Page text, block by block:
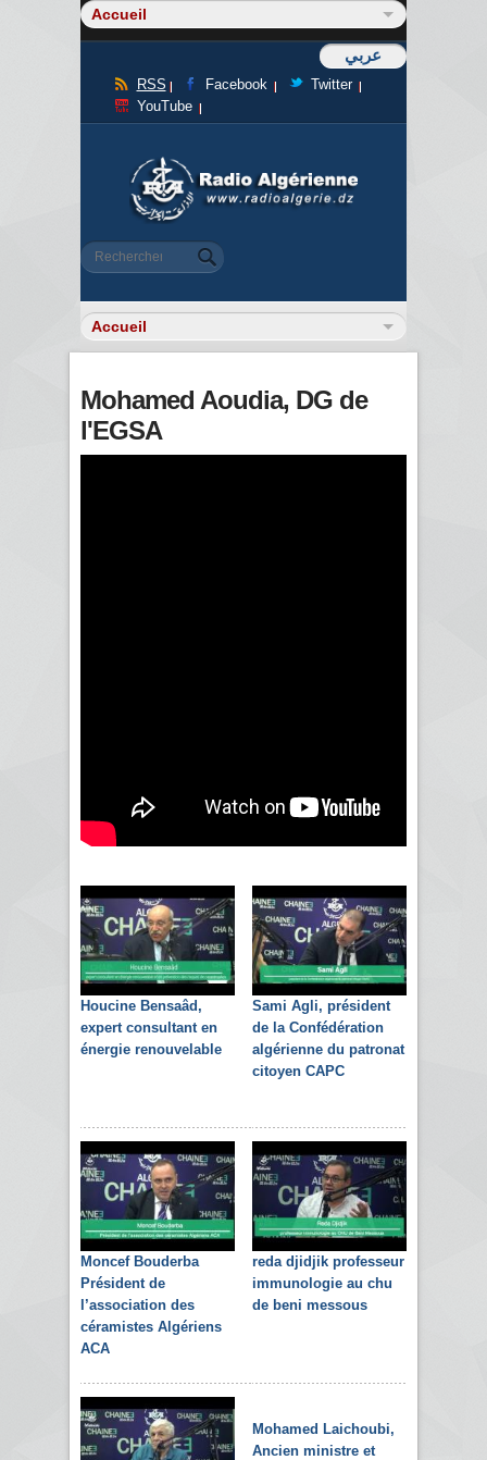
عربي
RSS Facebook
Twitter
YouTube
Formulaire de recherche
Rechercher
Mohamed Aoudia, DG de
l'EGSA
Houcine Bensaâd,
expert consultant en
énergie renouvelable
Sami Agli, président
de la Confédération
algérienne du patronat
citoyen CAPC
Moncef Bouderba
Président de
l’association des
céramistes Algériens
ACA
reda djidjik professeur
immunologie au chu
de beni messous
Mohamed Laichoubi,
Ancien ministre et